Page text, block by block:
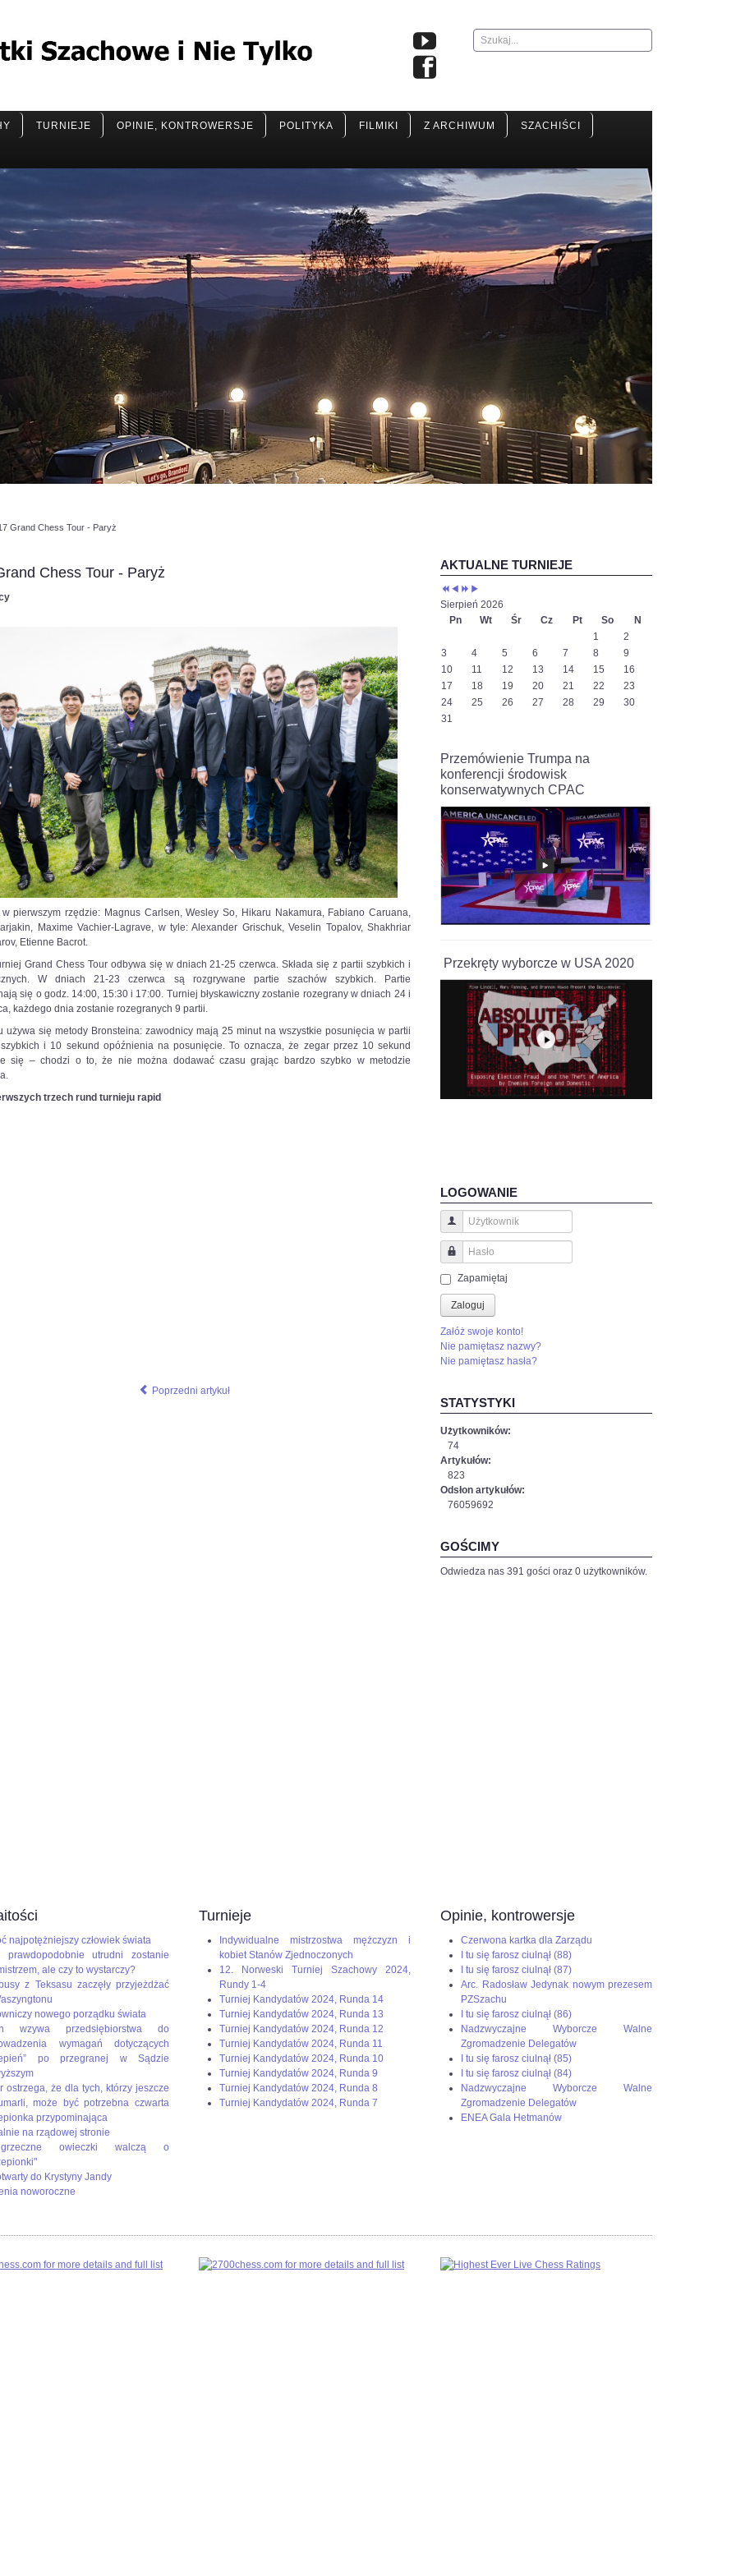
Szukaj...
TURNIEJE OPINIE, KONTROWERSJE POLITYKA FILMIKI Z ARCHIWUM SZACHIŚCI
Grand Chess Tour - Paryż
Chess Tour - Paryż
pierwszym rzędzie: Magnus Carlsen, Wesley So, Hikaru Nakamura, Fabiano Caruana,
Maxime Vachier-Lagrave, w tyle: Alexander Grischuk, Veselin Topalov, Shakhriar
Etienne Bacrot.
Grand Chess Tour odbywa się w dniach 21-25 czerwca. Składa się z partii szybkich i
W dniach 21-23 czerwca są rozgrywane partie szachów szybkich. Partie
się o godz. 14:00, 15:30 i 17:00. Turniej błyskawiczny zostanie rozegrany w dniach 24 i
każdego dnia zostanie rozegranych 9 partii.
używa się metody Bronsteina: zawodnicy mają 25 minut na wszystkie posunięcia w partii
i 10 sekund opóźnienia na posunięcie. To oznacza, że zegar przez 10 sekund
się – chodzi o to, że nie można dodawać czasu grając bardzo szybko w metodzie
trzech rund turnieju rapid
Poprzedni artykuł
AKTUALNE TURNIEJE
Sierpień 2026
Pn
Wt Śr Cz Pt So
N
1
2
3
4 5 6 7 8
9
10
11 12 13 14 15
16
17
18 19 20 21 22
23
24
25 26 27 28 29
30
31
Przemówienie Trumpa na
konferencji środowisk
konserwatywnych CPAC
Przekręty wyborcze w USA 2020
LOGOWANIE
Użytkownik
Hasło
Zapamiętaj
Zaloguj
Załóż swoje konto!
Nie pamiętasz nazwy?
Nie pamiętasz hasła?
STATYSTYKI
Użytkowników:
74
Artykułów:
823
Odsłon artykułów:
76059692
GOŚCIMY
Odwiedza nas 391 gości oraz 0 użytkowników.
najpotężniejszy człowiek świata
prawdopodobnie utrudni zostanie
ale czy to wystarczy?
z Teksasu zaczęły przyjeżdżać
nowego porządku świata
wzywa przedsiębiorstwa do
wymagań dotyczących
po przegranej w Sądzie
ostrzega, że dla tych, którzy jeszcze
może być potrzebna czwarta
przypominająca
na rządowej stronie
owieczki walczą o
do Krystyny Jandy
noworoczne
Turnieje
Indywidualne mistrzostwa mężczyzn i
kobiet Stanów Zjednoczonych
12. Norweski Turniej Szachowy 2024,
Rundy 1-4
Turniej Kandydatów 2024, Runda 14
Turniej Kandydatów 2024, Runda 13
Turniej Kandydatów 2024, Runda 12
Turniej Kandydatów 2024, Runda 11
Turniej Kandydatów 2024, Runda 10
Turniej Kandydatów 2024, Runda 9
Turniej Kandydatów 2024, Runda 8
Turniej Kandydatów 2024, Runda 7
Opinie, kontrowersje
Czerwona kartka dla Zarządu
I tu się farosz ciulnął (88)
I tu się farosz ciulnął (87)
Arc. Radosław Jedynak nowym prezesem
PZSzachu
I tu się farosz ciulnął (86)
Nadzwyczajne Wyborcze Walne
Zgromadzenie Delegatów
I tu się farosz ciulnął (85)
I tu się farosz ciulnął (84)
Nadzwyczajne Wyborcze Walne
Zgromadzenie Delegatów
ENEA Gala Hetmanów